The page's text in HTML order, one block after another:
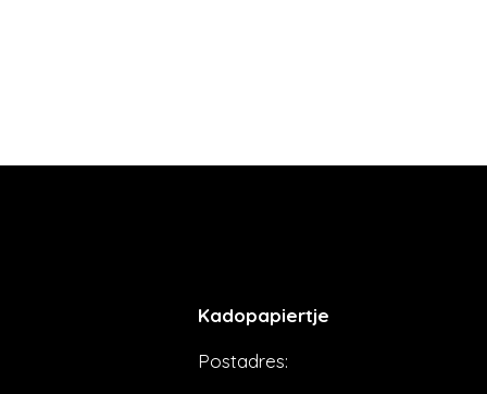
Kadopapiertje
Postadres: